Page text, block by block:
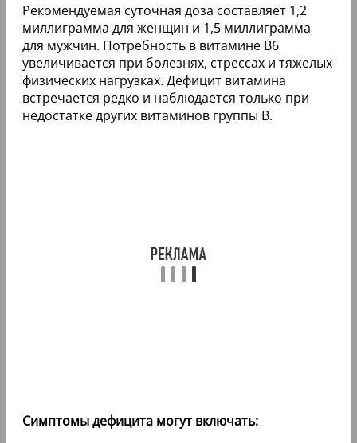
Рекомендуемая суточная доза составляет 1,2
миллиграмма для женщин и 1,5 миллиграмма
для мужчин. Потребность в витамине В6
увеличивается при болезнях, стрессах и тяжелых
физических нагрузках. Дефицит витамина
встречается редко и наблюдается только при
недостатке других витаминов группы В.
Симптомы дефицита могут включать: